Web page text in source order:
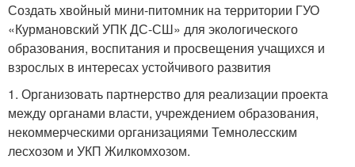
Создать хвойный мини-питомник на территории ГУО
«Курмановский УПК ДС-СШ» для экологического
образования, воспитания и просвещения учащихся и
взрослых в интересах устойчивого развития
1. Организовать партнерство для реализации проекта
между органами власти, учреждением образования,
некоммерческими организациями Темнолесским
лесхозом и УКП Жилкомхозом.